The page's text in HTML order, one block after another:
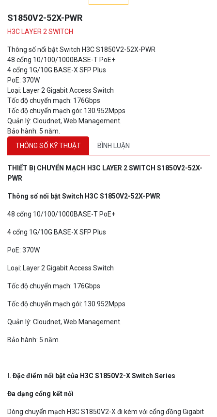
S1850V2-52X-PWR
H3C LAYER 2 SWITCH
Thông số nổi bật Switch H3C S1850V2-52X-PWR
48 cổng 10/100/1000BASE-T PoE+
4 cổng 1G/10G BASE-X SFP Plus
PoE: 370W
Loại: Layer 2 Gigabit Access Switch
Tốc độ chuyển mạch: 176Gbps
Tốc độ chuyển mạch gói: 130.952Mpps
Quản lý: Cloudnet, Web Management.
Bảo hành: 5 năm.
THÔNG SỐ KỸ THUẬT
BÌNH LUẬN
THIẾT BỊ CHUYỂN MẠCH H3C LAYER 2 SWITCH S1850V2-52X-
PWR
Thông số nổi bật Switch H3C S1850V2-52X-PWR
48 cổng 10/100/1000BASE-T PoE+
4 cổng 1G/10G BASE-X SFP Plus
PoE: 370W
Loại: Layer 2 Gigabit Access Switch
Tốc độ chuyển mạch: 176Gbps
Tốc độ chuyển mạch gói: 130.952Mpps
Quản lý: Cloudnet, Web Management.
Bảo hành: 5 năm.
I. Đặc điểm nổi bật của H3C S1850V2-XSwitch Series
Đa dạng cổng kết nối
Dòng chuyển mạch H3C S1850V2-X đi kèm với cổng đồng Gigabit